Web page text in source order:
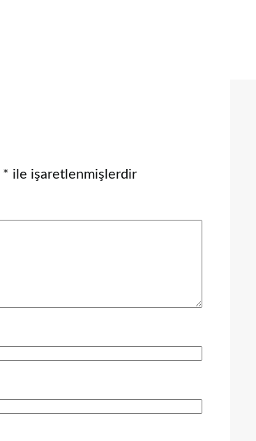
* ile işaretlenmişlerdir